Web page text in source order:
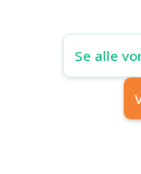
Se alle